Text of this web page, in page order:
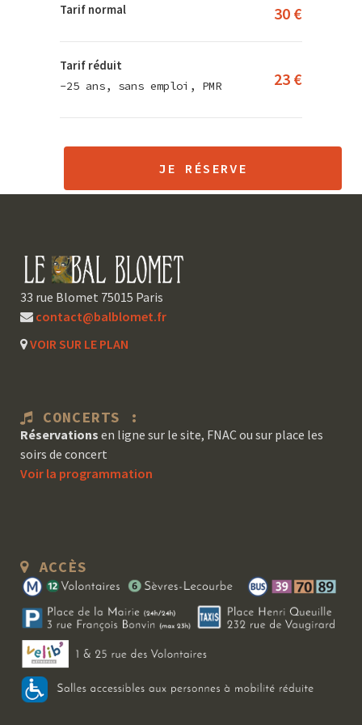
Tarif normal 30 €
Tarif réduit
-25 ans, sans emploi, PMR 23 €
JE RÉSERVE
33 rue Blomet 75015 Paris
contact@balblomet.fr
VOIR SUR LE PLAN
CONCERTS :
Réservations en ligne sur le site, FNAC ou sur place les
soirs de concert
Voir la programmation
ACCÈS